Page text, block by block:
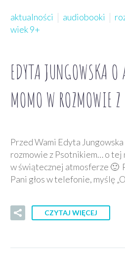
aktualności audiobooki
wiek 9+
EDYTA JUNGOWSKA
MOMO W ROZMOWIE
Przed Wami Edyta
rozmowie z Psotnikiem… o tej
w świątecznej atmosferze 🙂
Pani głos w telefonie, myślę
CZYTAJ WIĘCEJ